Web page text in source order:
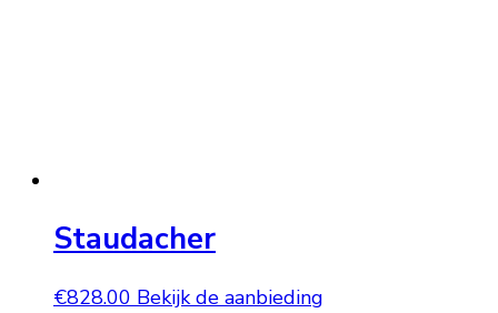
Staudacher
€828.00 Bekijk de aanbieding